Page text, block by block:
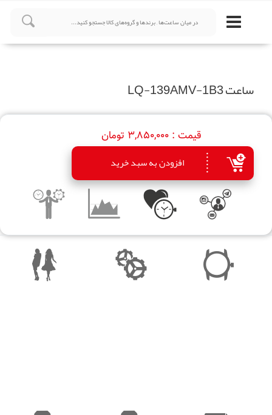
ساعت LQ-139AMV-1B3
قیمت :3,850,000 تومان
افزودن به سبد خرید